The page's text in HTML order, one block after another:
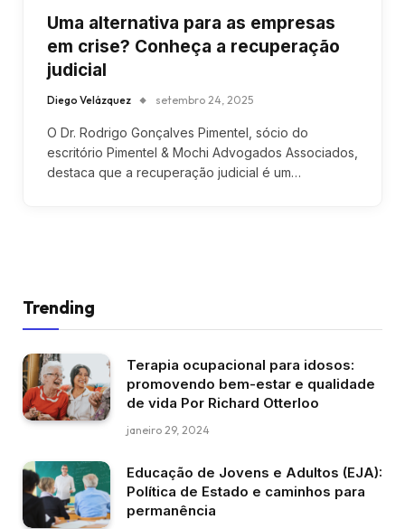
Uma alternativa para as empresas
em crise? Conheça a recuperação
judicial
Diego Velázquez setembro 24, 2025
O Dr. Rodrigo Gonçalves Pimentel, sócio do
escritório Pimentel & Mochi Advogados Associados,
destaca que a recuperação judicial é um…
Trending
Terapia ocupacional para idosos:
promovendo bem-estar e qualidade
de vida Por Richard Otterloo
janeiro 29, 2024
Educação de Jovens e Adultos (EJA):
Política de Estado e caminhos para
permanência